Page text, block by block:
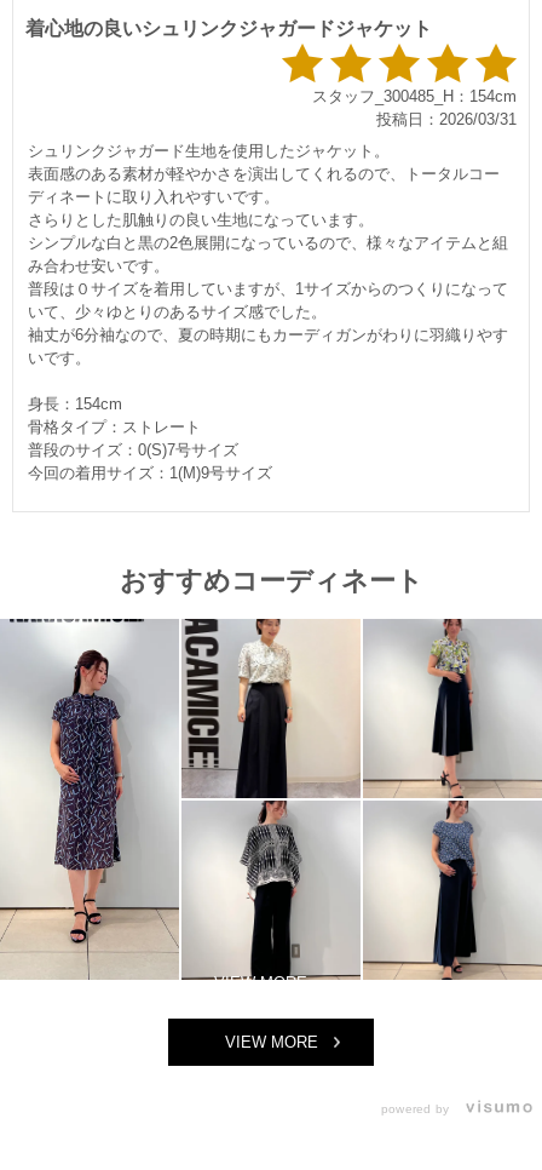
着心地の良いシュリンクジャガードジャケット
スタッフ_300485_H：154cm
投稿日：2026/03/31
シュリンクジャガード生地を使用したジャケット。
表面感のある素材が軽やかさを演出してくれるので、トータルコー
ディネートに取り入れやすいです。
さらりとした肌触りの良い生地になっています。
シンプルな白と黒の2色展開になっているので、様々なアイテムと組
み合わせ安いです。
普段は０サイズを着用していますが、1サイズからのつくりになって
いて、少々ゆとりのあるサイズ感でした。
袖丈が6分袖なので、夏の時期にもカーディガンがわりに羽織りやす
いです。
身長：154cm
骨格タイプ：ストレート
普段のサイズ：0(S)7号サイズ
今回の着用サイズ：1(M)9号サイズ
おすすめコーディネート
VIEW MORE
powered by